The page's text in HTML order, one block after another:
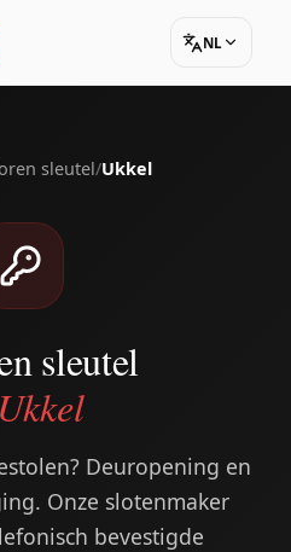
NL
sleutel/Ukkel
sleutel
Deuropening en
Onze slotenmaker
bevestigde